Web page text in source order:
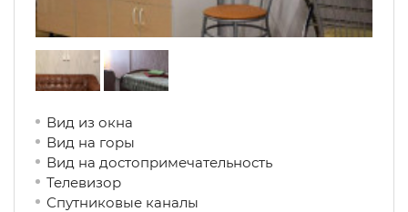
Вид из окна
Вид на горы
Вид на достопримечательность
Телевизор
Спутниковые каналы